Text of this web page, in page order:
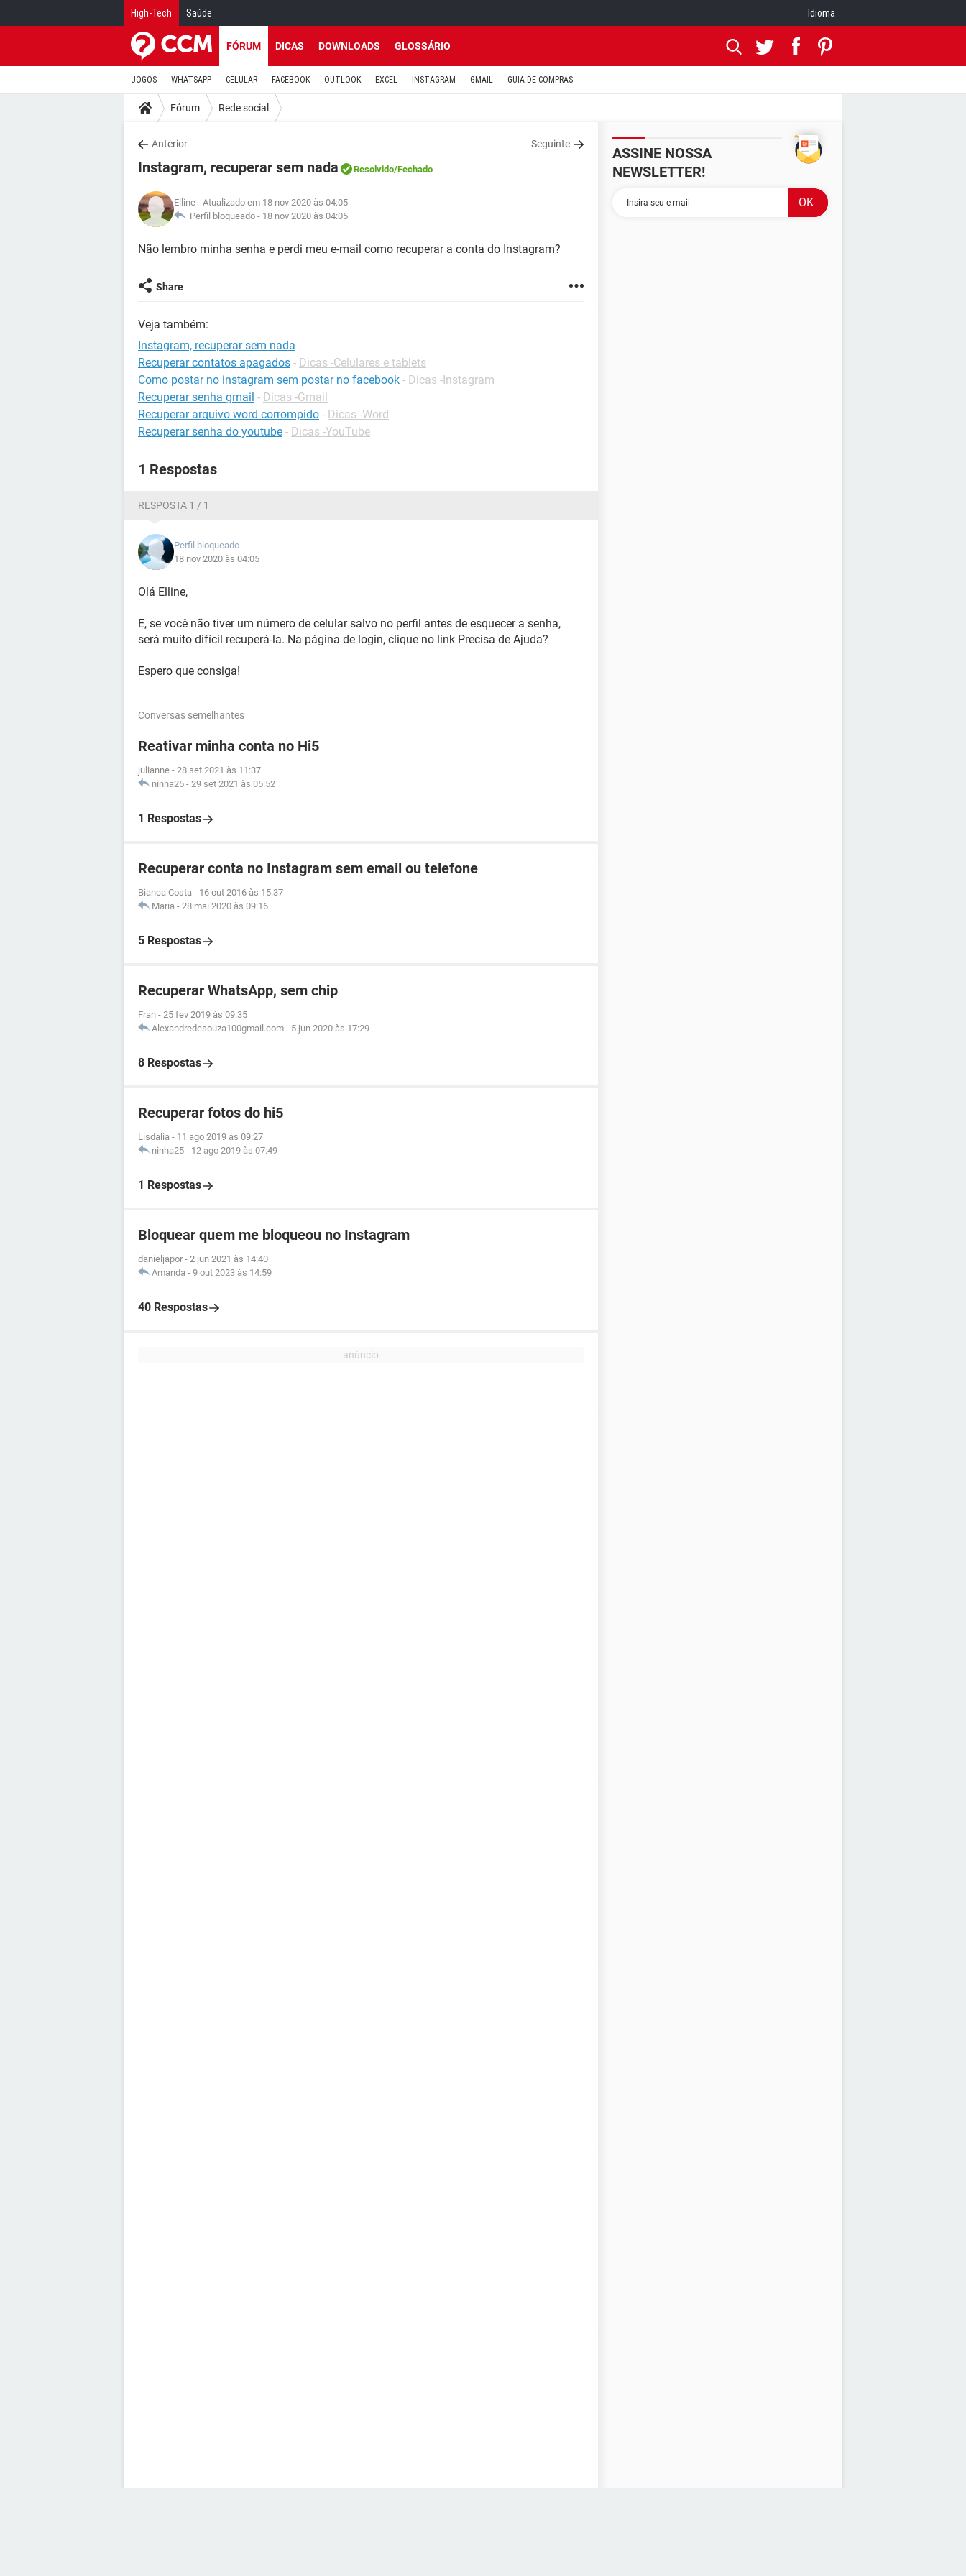
High-Tech Saúde Idioma
FÓRUM DICAS DOWNLOADS GLOSSÁRIO
JOGOS WHATSAPP CELULAR FACEBOOK OUTLOOK EXCEL INSTAGRAM GMAIL GUIA DE COMPRAS
Fórum Rede social
Anterior Seguinte
Instagram, recuperar sem nada Resolvido/Fechado
Elline - Atualizado em 18 nov 2020 às 04:05
Perfil bloqueado - 18 nov 2020 às 04:05
Não lembro minha senha e perdi meu e-mail como recuperar a conta do Instagram?
Share
Veja também:
Instagram, recuperar sem nada
Recuperar contatos apagados - Dicas -Celulares e tablets
Como postar no instagram sem postar no facebook - Dicas -Instagram
Recuperar senha gmail - Dicas -Gmail
Recuperar arquivo word corrompido - Dicas -Word
Recuperar senha do youtube - Dicas -YouTube
1 Respostas
RESPOSTA 1 / 1
Perfil bloqueado
18 nov 2020 às 04:05
Olá Elline,
E, se você não tiver um número de celular salvo no perfil antes de esquecer a senha,
será muito difícil recuperá-la. Na página de login, clique no link Precisa de Ajuda?
Espero que consiga!
Conversas semelhantes
Reativar minha conta no Hi5
julianne - 28 set 2021 às 11:37
ninha25 - 29 set 2021 às 05:52
1 Respostas
Recuperar conta no Instagram sem email ou telefone
Bianca Costa - 16 out 2016 às 15:37
Maria - 28 mai 2020 às 09:16
5 Respostas
Recuperar WhatsApp, sem chip
Fran - 25 fev 2019 às 09:35
Alexandredesouza100gmail.com - 5 jun 2020 às 17:29
8 Respostas
Recuperar fotos do hi5
Lisdalia - 11 ago 2019 às 09:27
ninha25 - 12 ago 2019 às 07:49
1 Respostas
Bloquear quem me bloqueou no Instagram
danieljapor - 2 jun 2021 às 14:40
Amanda - 9 out 2023 às 14:59
40 Respostas
ASSINE NOSSA
NEWSLETTER!